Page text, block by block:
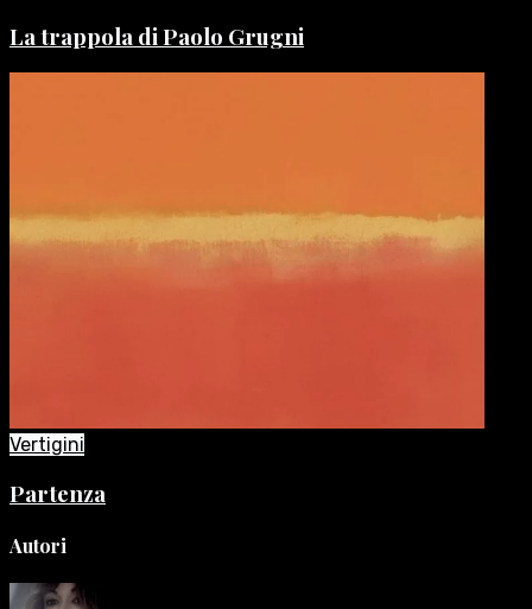
La trappola di Paolo Grugni
Vertigini
Partenza
Autori